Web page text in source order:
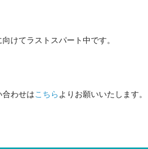
けてラストスパート中です。
合わせはこちら よりお願いいたします。